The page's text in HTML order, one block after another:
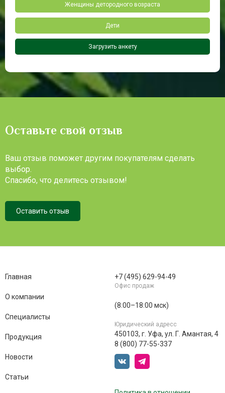
Женщины детородного возраста
Дети
Загрузить анкету
Оставьте свой отзыв
Ваш отзыв поможет другим покупателям сделать
выбор.
Спасибо, что делитесь отзывом!
Оставить отзыв
Главная
О компании
Специалисты
Продукция
Новости
Статьи
+7 (495) 629-94-49
Офис продаж
(8:00–18:00 мск)
Юридический адресс
450103, г. Уфа, ул. Г. Амантая, 4
8 (800) 77-55-337